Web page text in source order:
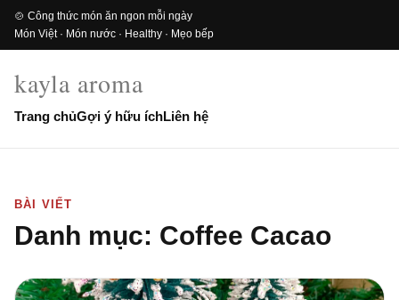
🍲 Công thức món ăn ngon mỗi ngày
Món Việt · Món nước · Healthy · Mẹo bếp
kayla aroma
Trang chủGợi ý hữu íchLiên hệ
BÀI VIẾT
Danh mục: Coffee Cacao